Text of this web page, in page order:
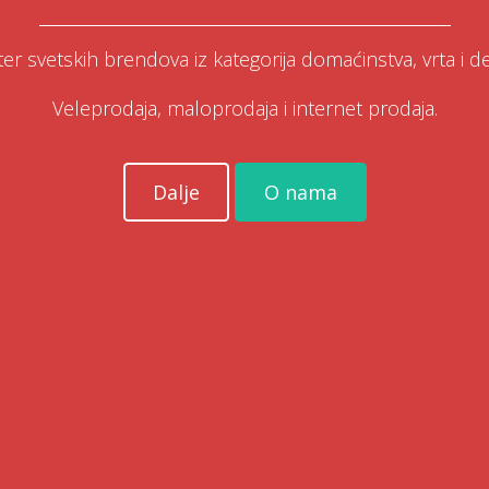
svetskih brendova iz kategorija domaćinstva, vrta i
Veleprodaja, maloprodaja i internet prodaja.
Dalje O nama